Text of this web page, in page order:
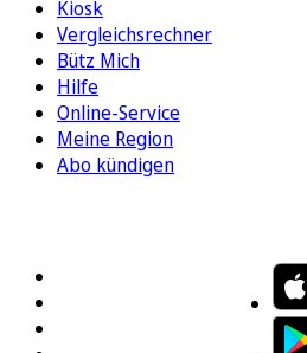
Kiosk
Vergleichsrechner
Bütz Mich
Hilfe
Online-Service
Meine Region
Abo kündigen